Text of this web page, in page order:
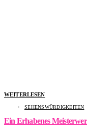
WEITERLESEN
SEHENSWÜRDIGKEITEN
Ein Erhabenes